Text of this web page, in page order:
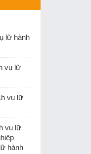
việc
tế
bản
viên
lữ hành
vụ lữ
vụ lữ
vụ lữ
hành